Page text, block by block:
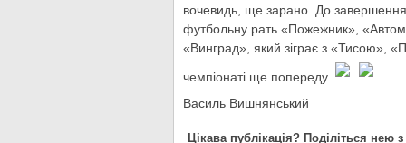
вочевидь, ще зарано. До
футбольну рать «Пожежник»,
«Винград», який зіграє з «Тисою»,
чемпіонаті ще попереду.
Василь Вишнянський
Цікава публікація? Поділіться нею